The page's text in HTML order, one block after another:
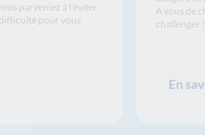
parveniez à l’éviter.
pour vous
A vous de
challenger !
En